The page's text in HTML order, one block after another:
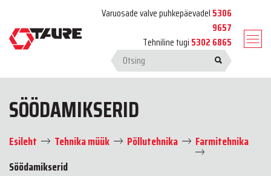
Varuosade valve puhkepäevadel 5306
9657
Tehniline tugi 5302 6865
SÖÖDAMIKSERID
Esileht Tehnika müük Põllutehnika
Farmitehnika
Söödamikserid